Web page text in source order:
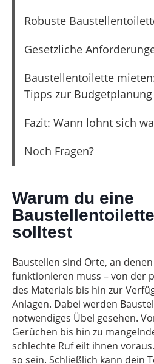
Robuste
Gesetzliche
Baustellentoilette
Tipps zur Budgetplanung
Fazit: Wann lohnt sich
Noch Fragen?
Warum du eine
solltest
Baustellen sind Orte, an
funktionieren muss – von der
des Materials bis hin zur
Anlagen. Dabei werden
notwendiges Übel gesehen.
Gerüchen bis hin zu
schlechte Ruf eilt ihnen
so sein. Schließlich kann dein